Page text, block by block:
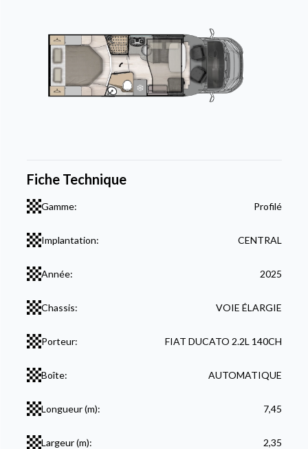
Fiche Technique
Gamme: Profilé
Implantation: CENTRAL
Année: 2025
Chassis: VOIE ÉLARGIE
Porteur: FIAT DUCATO 2.2L 140CH
Boîte: AUTOMATIQUE
Longueur (m): 7,45
Largeur (m): 2,35